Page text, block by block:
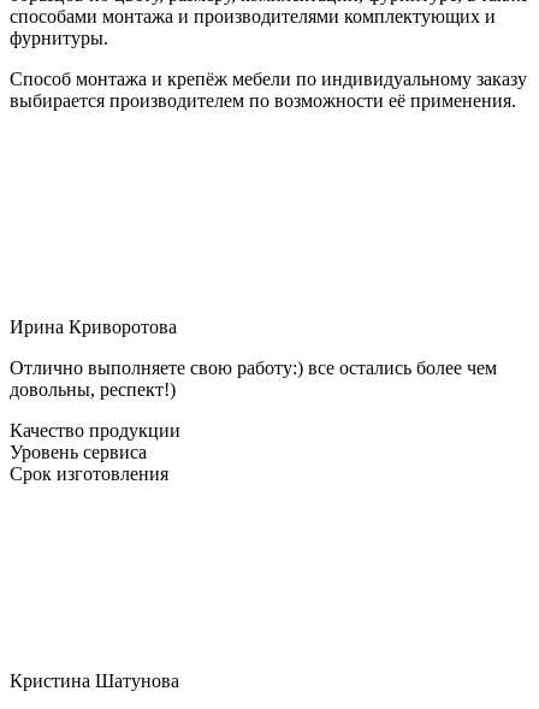
способами монтажа и производителями комплектующих и
фурнитуры.
Способ монтажа и крепёж мебели по индивидуальному заказу
выбирается производителем по возможности её применения.
Ирина Криворотова
Отлично выполняете свою работу:) все остались более чем
довольны, респект!)
Качество продукции
Уровень сервиса
Срок изготовления
Кристина Шатунова